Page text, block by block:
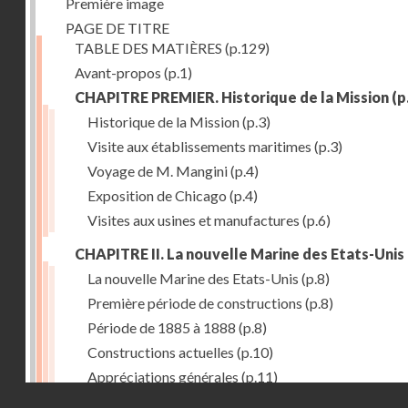
PAGE DE TITRE
TABLE DES MATIÈRES (p.129)
Avant-propos (p.1)
CHAPITRE PREMIER. Historique de la Mission
Historique de la Mission(p.3)
Visite aux établissements maritimes (p.3)
Voyage de M. Mangini(p.4)
Exposition de Chicago (p.4)
Visites aux usines et manufactures (p.6)
CHAPITRE II. La nouvelle Marine des Etats-Unis
La nouvelle Marine des Etats-Unis (p.8)
Première période de constructions (p.8)
Période de 1885 à 1888 (p.8)
Constructions actuelles (p.10)
Appréciations générales (p.11)